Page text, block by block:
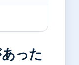
った